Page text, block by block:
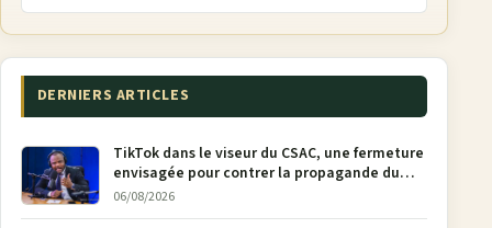
DERNIERS ARTICLES
TikTok dans le viseur du CSAC, une fermeture
envisagée pour contrer la propagande du
M23
06/08/2026